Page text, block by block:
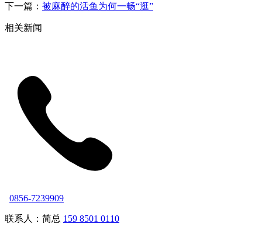
下一篇： 被麻醉的活鱼为何一畅“逛”
相关新闻
0856-7239909
联系人：简总 159 8501 0110